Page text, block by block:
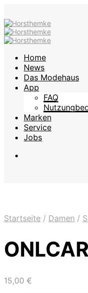
Home
News
Das Modehaus
App
FAQ
Marken
Service
Jobs
Startseite / Damen /
15,00 €